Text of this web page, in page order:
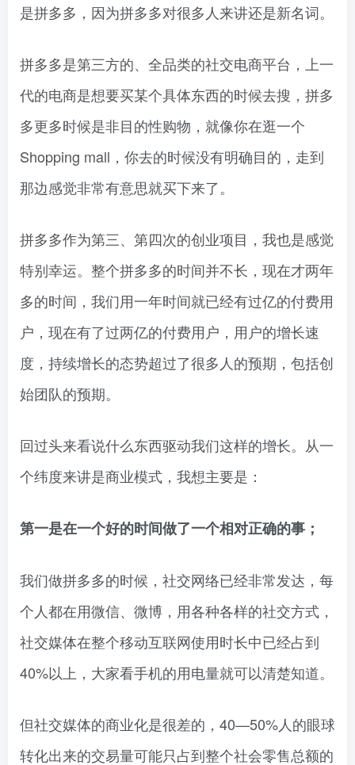
是拼多多，因为拼多多对很多人来讲还是新名词。
拼多多是第三方的、全品类的社交电商平台，上一
代的电商是想要买某个具体东西的时候去搜，拼多
多更多时候是非目的性购物，就像你在逛一个
Shopping mall，你去的时候没有明确目的，走到
那边感觉非常有意思就买下来了。
拼多多作为第三、第四次的创业项目，我也是感觉
特别幸运。整个拼多多的时间并不长，现在才两年
多的时间，我们用一年时间就已经有过亿的付费用
户，现在有了过两亿的付费用户，用户的增长速
度，持续增长的态势超过了很多人的预期，包括创
始团队的预期。
回过头来看说什么东西驱动我们这样的增长。从一
个纬度来讲是商业模式，我想主要是：
第一是在一个好的时间做了一个相对正确的事；
我们做拼多多的时候，社交网络已经非常发达，每
个人都在用微信、微博，用各种各样的社交方式，
社交媒体在整个移动互联网使用时长中已经占到
40%以上，大家看手机的用电量就可以清楚知道。
但社交媒体的商业化是很差的，40—50%人的眼球
转化出来的交易量可能只占到整个社会零售总额的